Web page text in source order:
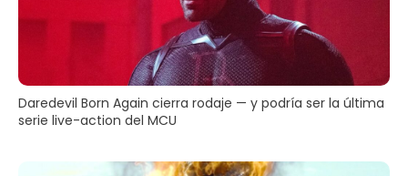
Daredevil Born Again cierra rodaje — y podría ser la última
serie live-action del MCU